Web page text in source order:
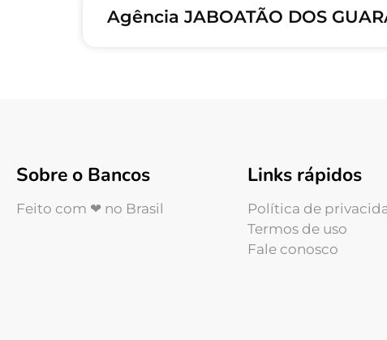
Agência JABOATÃO DOS
Sobre o Bancos
Feito com ❤ no Brasil
Links rápidos
Política de
Termos de uso
Fale conosco